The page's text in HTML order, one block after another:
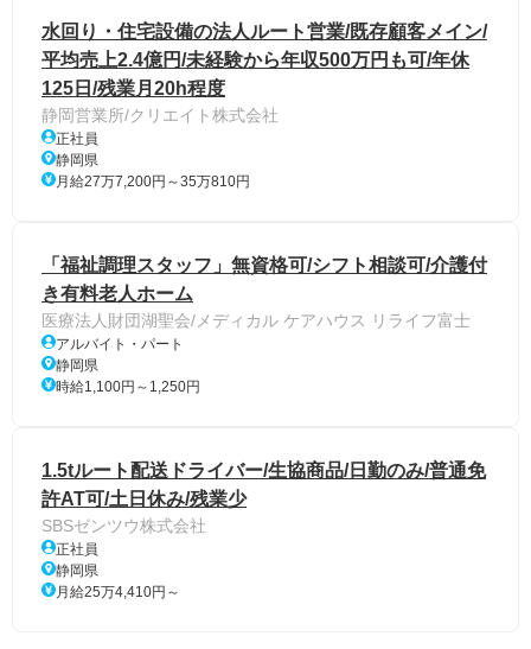
水回り・住宅設備の法人ルート営業/既存顧客メイン/
平均売上2.4億円/未経験から年収500万円も可/年休
125日/残業月20h程度
静岡営業所/クリエイト株式会社
正社員
静岡県
月給27万7,200円～35万810円
「福祉調理スタッフ」無資格可/シフト相談可/介護付
き有料老人ホーム
医療法人財団湖聖会/メディカル ケアハウス リライフ富士
アルバイト・パート
静岡県
時給1,100円～1,250円
1.5tルート配送ドライバー/生協商品/日勤のみ/普通免
許AT可/土日休み/残業少
SBSゼンツウ株式会社
正社員
静岡県
月給25万4,410円～